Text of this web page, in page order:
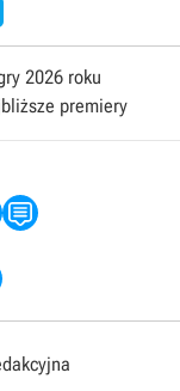
2026 roku
premiery